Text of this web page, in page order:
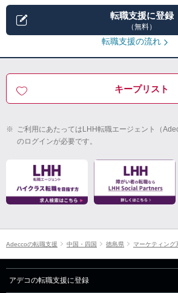
転職支援に登録
（無料）
転職支援の流れ
キープリスト
※ ご利用にあたってはLHH転職エージェント（
のログインが必要です。
Adeccoの転職支援 中国・四国 徳島県 マーケティング
アデコの転職支援に登録